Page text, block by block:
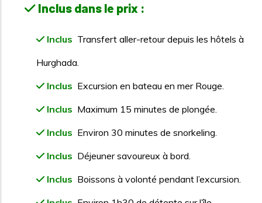
Inclus dans le prix :
Inclus Transfert aller-retour depuis les hôtels à
Hurghada.
Inclus Excursion en bateau en mer Rouge.
Inclus Maximum 15 minutes de plongée.
Inclus Environ 30 minutes de snorkeling.
Inclus Déjeuner savoureux à bord.
Inclus Boissons à volonté pendant l’excursion.